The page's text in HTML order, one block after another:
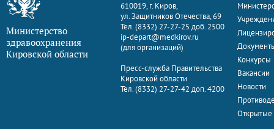
Министерство
здравоохранения
Кировской области
610019, г. Киров,
ул. Защитников Отечества, 69
Тел. (8332) 27-27-25 доб. 2500
ip-depart@medkirov.ru
(для организаций)
Пресс-служба Правительства
Кировской области
Тел. (8332) 27-27-42 доп. 4200
Конкурсы
Вакансии
Новости